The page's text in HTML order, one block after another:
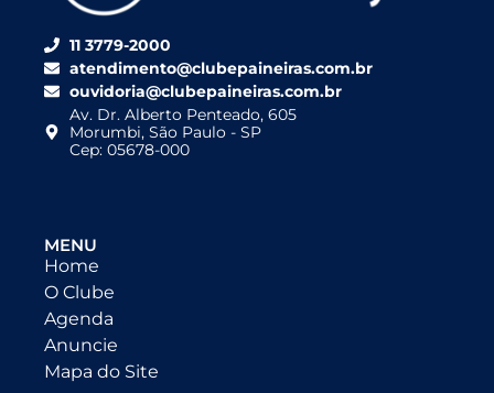
11 3779-2000
atendimento@clubepaineiras.com.br
ouvidoria@clubepaineiras.com.br
Av. Dr. Alberto Penteado, 605
Morumbi, São Paulo - SP
Cep: 05678-000
MENU
Home
O Clube
Agenda
Anuncie
Mapa do Site